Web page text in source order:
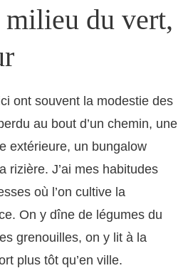
du vert,
ont souvent la modestie des
au bout d’un chemin, une
extérieure, un bungalow
rizière. J’ai mes habitudes
où l’on cultive la
On y dîne de légumes du
grenouilles, on y lit à la
plus tôt qu’en ville.